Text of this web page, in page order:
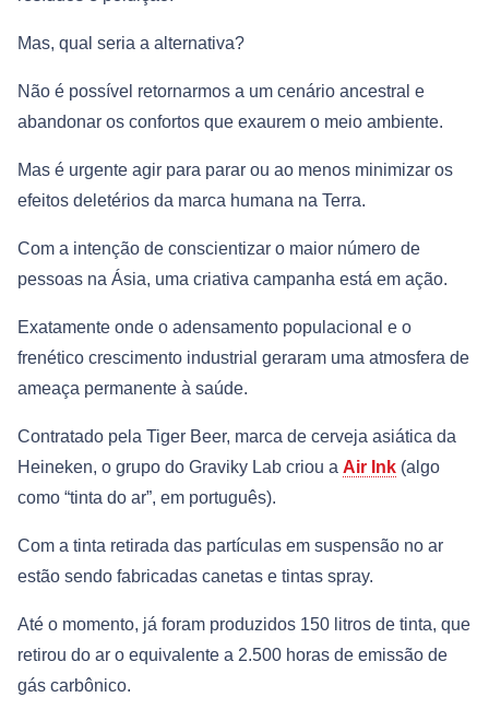
Mas, qual seria a alternativa?
Não é possível retornarmos a um cenário ancestral e
abandonar os confortos que exaurem o meio ambiente.
Mas é urgente agir para parar ou ao menos minimizar os
efeitos deletérios da marca humana na Terra.
Com a intenção de conscientizar o maior número de
pessoas na Ásia, uma criativa campanha está em ação.
Exatamente onde o adensamento populacional e o
frenético crescimento industrial geraram uma atmosfera de
ameaça permanente à saúde.
Contratado pela Tiger Beer, marca de cerveja asiática da
Heineken, o grupo do Graviky Lab criou a Air Ink (algo
como “tinta do ar”, em português).
Com a tinta retirada das partículas em suspensão no ar
estão sendo fabricadas canetas e tintas spray.
Até o momento, já foram produzidos 150 litros de tinta, que
retirou do ar o equivalente a 2.500 horas de emissão de
gás carbônico.